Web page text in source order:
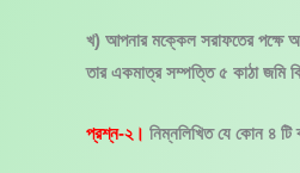
খ) আপনার মক্কেল সরাফতের পক্ষে
তার একমাত্র সম্পত্তি ৫ কাঠা জমি
প্রশ্ন-২। নিম্নলিখিত যে কোন ৪